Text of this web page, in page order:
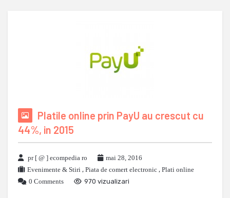
Platile online prin PayU au crescut cu
44%, in 2015
pr [ @ ] ecompedia ro
mai 28, 2016
Evenimente & Stiri , Piata de comert electronic , Plati online
0 Comments
970 vizualizari